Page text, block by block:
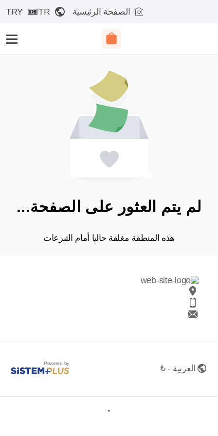
الصفحة الرئيسية TR
TRY
لم يتم العثور على الصفحة...
هذه المنطقة مغلقة حاليا أمام التبرعات
العربية - ₺ Powered by
•